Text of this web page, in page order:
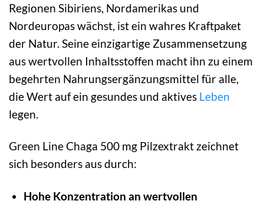
Regionen Sibiriens, Nordamerikas und
Nordeuropas wächst, ist ein wahres Kraftpaket
der Natur. Seine einzigartige Zusammensetzung
aus wertvollen Inhaltsstoffen macht ihn zu einem
begehrten Nahrungsergänzungsmittel für alle,
die Wert auf ein gesundes und aktives Leben
legen.
Green Line Chaga 500 mg Pilzextrakt zeichnet
sich besonders aus durch:
Hohe Konzentration an wertvollen